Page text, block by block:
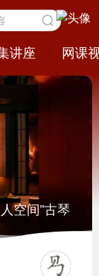
讲座 网课
空间”古琴